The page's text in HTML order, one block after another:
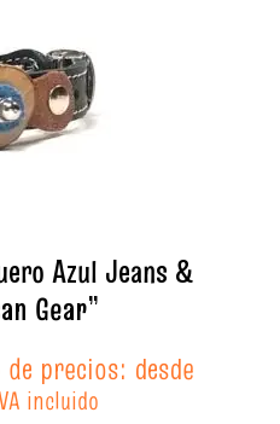
Azul Jeans &
Gear”
de precios: desde
incluido